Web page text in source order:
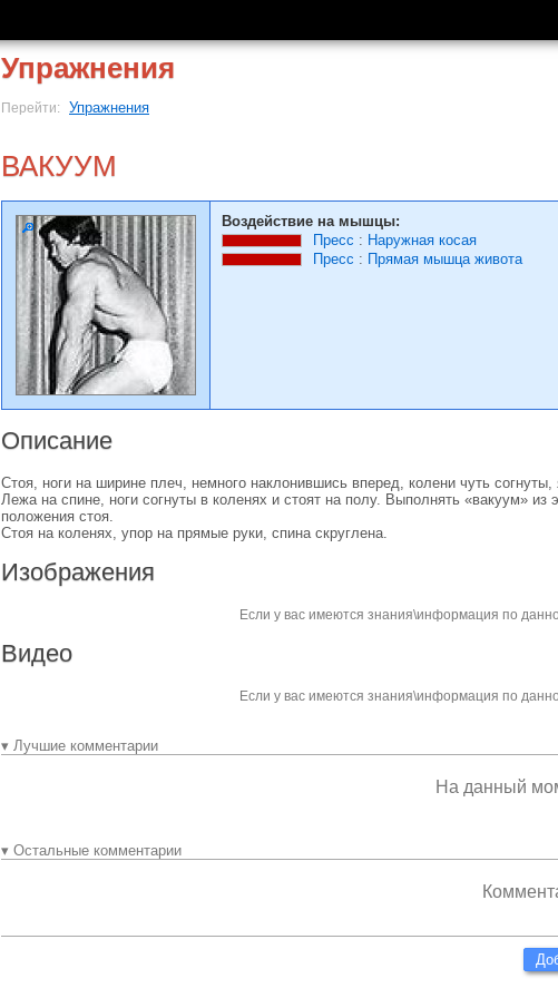
Упражнения
Перейти: Упражнения
ВАКУУМ
Воздействие на мышцы:
Пресс : Наружная косая
Пресс : Прямая мышца живота
Описание
Стоя, ноги на ширине плеч, немного наклонившись вперед, колени чуть
Лежа на спине, ноги согнуты в коленях и стоят на полу. Выполнять «вакуум»
положения стоя.
Стоя на коленях, упор на прямые руки, спина скруглена.
Изображения
Если у вас имеются знания\информация по
Видео
Если у вас имеются знания\информация по
▾ Лучшие комментарии
На данный
▾ Остальные комментарии